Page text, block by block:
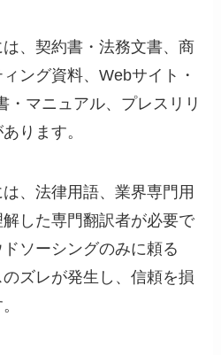
、契約書・法務文書、商
ング資料、Webサイト・
・マニュアル、プレスリリ
ります。
、法律用語、業界専門用
した専門翻訳者が必要で
ソーシングのみに頼る
ズレが発生し、信頼を損